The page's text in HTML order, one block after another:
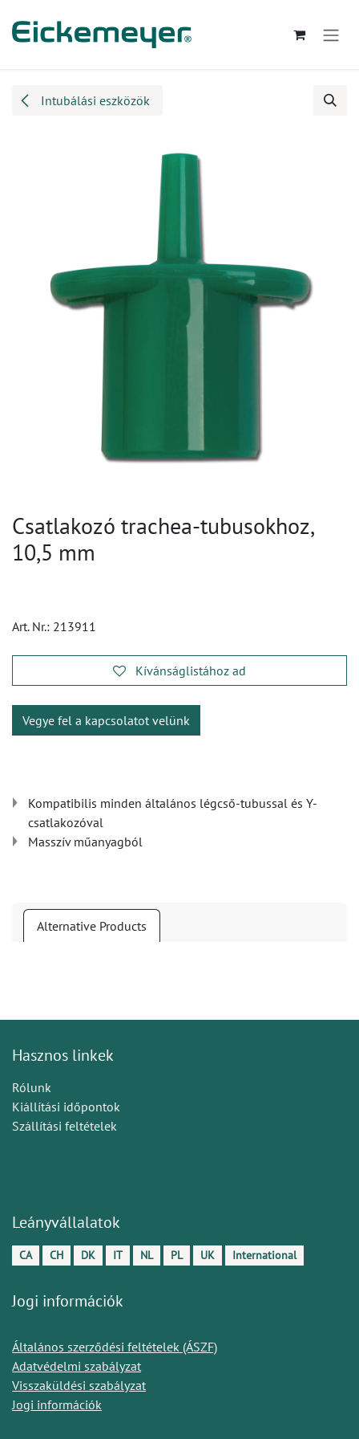
Intubálási eszközök
Csatlakozó trachea-tubusokhoz,
10,5 mm
Art. Nr.: 213911
Kívánságlistához ad
Vegye fel a kapcsolatot velünk
Kompatibilis minden általános légcső-tubussal és Y-
csatlakozóval
Masszív műanyagból
Alternative Products
Hasznos linkek
Rólunk
Kiállítási időpontok
Szállítási feltételek
Leányvállalatok
CA CH DK IT NL PL UK International
Jogi információk
Általános szerződési feltételek (ÁSZF)
Adatvédelmi szabályzat
Visszaküldési szabályzat
Jogi információk